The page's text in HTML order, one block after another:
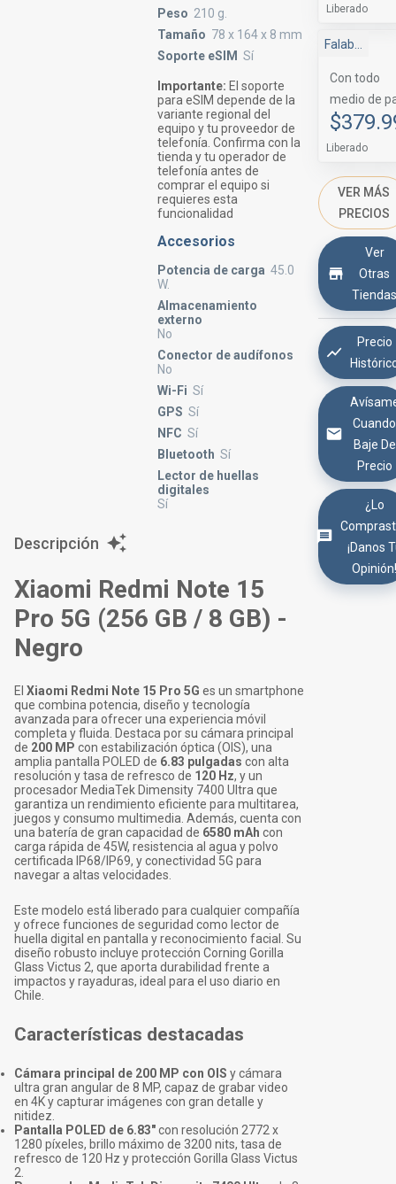
Peso 210 g.
Tamaño 78 x 164 x 8 mm
Soporte eSIM Sí
Importante: El soporte
para eSIM depende de la
variante regional del
equipo y tu proveedor de
telefonía. Confirma con la
tienda y tu operador de
telefonía antes de
comprar el equipo si
requieres esta
funcionalidad
Accesorios
Potencia de carga 45.0
W.
Almacenamiento
externo
No
Conector de audífonos
No
Wi-Fi Sí
GPS Sí
NFC Sí
Bluetooth Sí
Lector de huellas
digitales
Sí
Liberado
Con todo
medio de
Liberado
VER MÁS
PRECIOS
Ver
Otras
Precio
Cuando
Baje De
Precio
¿Lo
¡Danos
Descripción
Xiaomi Redmi Note 15
Pro 5G (256 GB / 8 GB) -
Negro
El Xiaomi Redmi Note 15 Pro 5G es un smartphone
que combina potencia, diseño y tecnología
avanzada para ofrecer una experiencia móvil
completa y fluida. Destaca por su cámara principal
de 200 MP con estabilización óptica (OIS), una
amplia pantalla POLED de 6.83 pulgadas con alta
resolución y tasa de refresco de 120 Hz, y un
procesador MediaTek Dimensity 7400 Ultra que
garantiza un rendimiento eficiente para multitarea,
juegos y consumo multimedia. Además, cuenta con
una batería de gran capacidad de 6580 mAh con
carga rápida de 45W, resistencia al agua y polvo
certificada IP68/IP69, y conectividad 5G para
navegar a altas velocidades.
Este modelo está liberado para cualquier compañía
y ofrece funciones de seguridad como lector de
huella digital en pantalla y reconocimiento facial. Su
diseño robusto incluye protección Corning Gorilla
Glass Victus 2, que aporta durabilidad frente a
impactos y rayaduras, ideal para el uso diario en
Chile.
Características destacadas
Cámara principal de 200 MP con OIS y cámara
ultra gran angular de 8 MP, capaz de grabar video
en 4K y capturar imágenes con gran detalle y
nitidez.
Pantalla POLED de 6.83"con resolución 2772 x
1280 píxeles, brillo máximo de 3200 nits, tasa de
refresco de 120 Hz y protección Gorilla Glass Victus
2.